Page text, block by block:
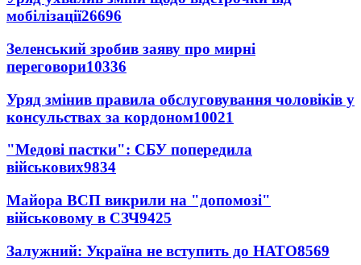
мобілізації26696
Зеленський зробив заяву про мирні
переговори10336
Уряд змінив правила обслуговування чоловіків у
консульствах за кордоном10021
"Медові пастки": СБУ попередила
військових9834
Майора ВСП викрили на "допомозі"
військовому в СЗЧ9425
Залужний: Україна не вступить до НАТО8569